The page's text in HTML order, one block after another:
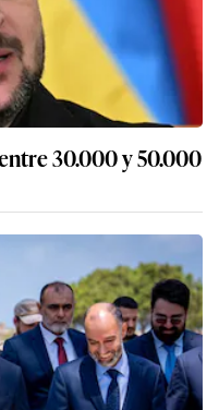
30.000 y 50.000